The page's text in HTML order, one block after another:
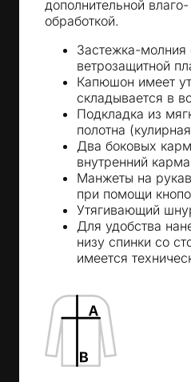
дополнительной
обработкой.
Застежка-молния
ветрозащитной
Капюшон имеет
складывается в
Подкладка из
полотна
Два боковых
внутренний
Манжеты на
при помощи
Утягивающий
Для удобства
низу спинки со
имеется